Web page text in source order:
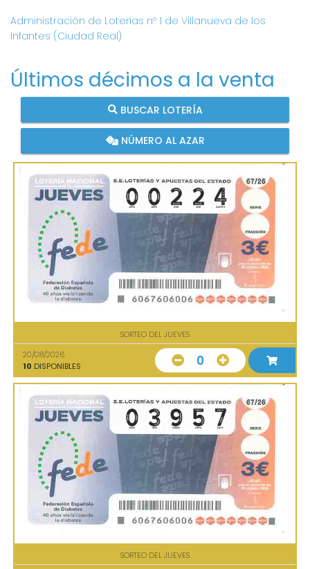
Administración de Loterías nº 1 de Villanueva de los
Infantes (Ciudad Real)
Últimos décimos a la venta
BUSCAR LOTERÍA
NÚMERO AL AZAR
SORTEO DEL JUEVES
20/08/2026
10 DISPONIBLES 0
SORTEO DEL JUEVES